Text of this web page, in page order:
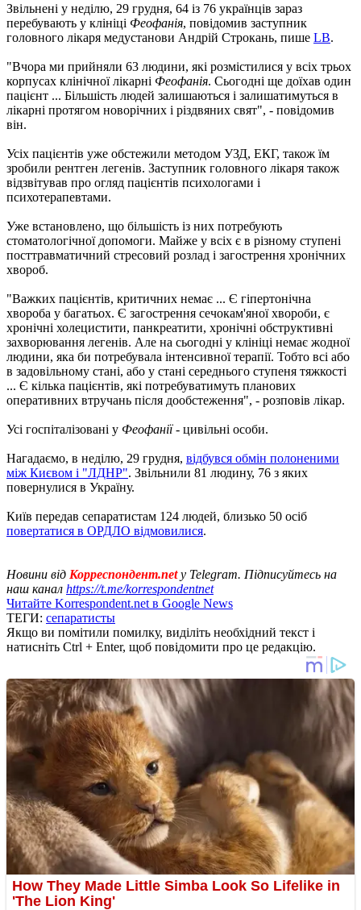
Звільнені у неділю, 29 грудня, 64 із 76 українців зараз
перебувають у клініці Феофанія, повідомив заступник
головного лікаря медустанови Андрій Строкань, пише LB.
"Вчора ми прийняли 63 людини, які розмістилися у всіх трьох
корпусах клінічної лікарні Феофанія. Сьогодні ще доїхав один
пацієнт ... Більшість людей залишаються і залишатимуться в
лікарні протягом новорічних і різдвяних свят", - повідомив
він.
Усіх пацієнтів уже обстежили методом УЗД, ЕКГ, також їм
зробили рентген легенів. Заступник головного лікаря також
відзвітував про огляд пацієнтів психологами і
психотерапевтами.
Уже встановлено, що більшість із них потребують
стоматологічної допомоги. Майже у всіх є в різному ступені
посттравматичний стресовий розлад і загострення хронічних
хвороб.
"Важких пацієнтів, критичних немає ... Є гіпертонічна
хвороба у багатьох. Є загострення сечокам'яної хвороби, є
хронічні холецистити, панкреатити, хронічні обструктивні
захворювання легенів. Але на сьогодні у клініці немає жодної
людини, яка би потребувала інтенсивної терапії. Тобто всі або
в задовільному стані, або у стані середнього ступеня тяжкості
... Є кілька пацієнтів, які потребуватимуть планових
оперативних втручань після дообстеження", - розповів лікар.
Усі госпіталізовані у Феофанії- цивільні особи.
Нагадаємо, в неділю, 29 грудня, відбувся обмін полоненими
між Києвом і "ЛДНР". Звільнили 81 людину, 76 з яких
повернулися в Україну.
Київ передав сепаратистам 124 людей, близько 50 осіб
повертатися в ОРДЛО відмовилися.
Новини від Корреспондент.netу Telegram. Підписуйтесь на
наш канал https://t.me/korrespondentnet
Читайте Korrespondent.net в Google News
ТЕГИ: сепаратисты
Якщо ви помітили помилку, виділіть необхідний текст і
натисніть Ctrl + Enter, щоб повідомити про це редакцію.